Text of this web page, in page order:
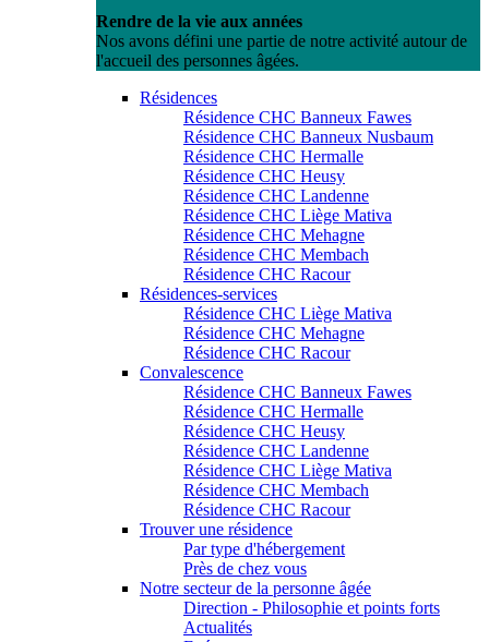
Rendre de la vie aux années
Nos avons défini une partie de notre activité autour de
l'accueil des personnes âgées.
Résidences
Résidence CHC Banneux Fawes
Résidence CHC Banneux Nusbaum
Résidence CHC Hermalle
Résidence CHC Heusy
Résidence CHC Landenne
Résidence CHC Liège Mativa
Résidence CHC Mehagne
Résidence CHC Membach
Résidence CHC Racour
Résidences-services
Résidence CHC Liège Mativa
Résidence CHC Mehagne
Résidence CHC Racour
Convalescence
Résidence CHC Banneux Fawes
Résidence CHC Hermalle
Résidence CHC Heusy
Résidence CHC Landenne
Résidence CHC Liège Mativa
Résidence CHC Membach
Résidence CHC Racour
Trouver une résidence
Par type d'hébergement
Près de chez vous
Notre secteur de la personne âgée
Direction - Philosophie et points forts
Actualités